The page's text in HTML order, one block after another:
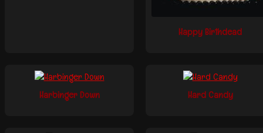
Happy Birthdead
Harbinger Down Hard Candy